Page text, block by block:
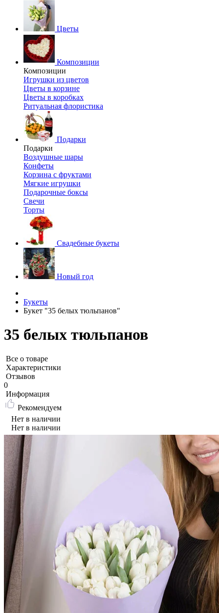
Цветы
Композиции
Композиции
Игрушки из цветов
Цветы в корзине
Цветы в коробках
Ритуальная флористика
Подарки
Подарки
Воздушные шары
Конфеты
Корзина с фруктами
Мягкие игрушки
Подарочные боксы
Свечи
Торты
Свадебные букеты
Новый год
Букеты
Букет "35 белых тюльпанов"
35 белых тюльпанов
Все о товаре
Характеристики
Отзывов
0
Информация
Рекомендуем
Нет в наличии
Нет в наличии